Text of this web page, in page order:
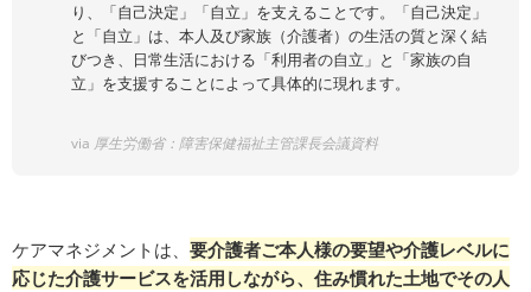
り、「自己決定」「自立」を支えることです。「自己決定」
と「自立」は、本人及び家族（介護者）の生活の質と深く結
びつき、日常生活における「利用者の自立」と「家族の自
立」を支援することによって具体的に現れます。
via 厚生労働省：障害保健福祉主管課長会議資料
ケアマネジメントは、 要介護者ご本人様の要望や介護レベルに
応じた介護サービスを活用しながら、住み慣れた土地でその人